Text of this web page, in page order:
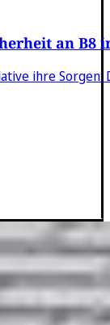
an B8
ihre Sorgen: